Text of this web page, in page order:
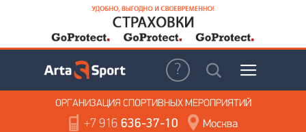
ОРГАНИЗАЦИЯ СПОРТИВНЫХ МЕРОПРИЯТИЙ
+7 916636-37-10 Москва